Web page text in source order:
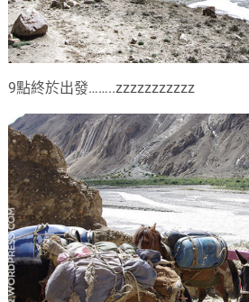
9點終於出發……..zzzzzzzzzzz